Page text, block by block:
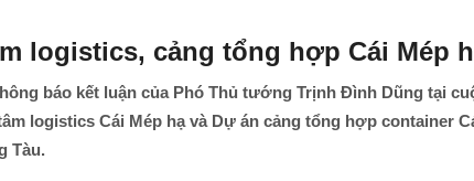
logistics, cảng tổng hợp Cái Mép
báo kết luận của Phó Thủ tướng Trịnh Đình Dũng tại
logistics Cái Mép hạ và Dự án cảng tổng hợp container
Tàu.